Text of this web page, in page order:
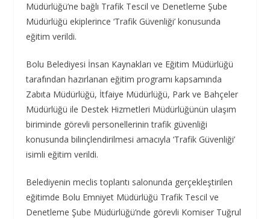
Müdürlüğü’ne bağlı Trafik Tescil ve Denetleme Şube
Müdürlüğü ekiplerince ‘Trafik Güvenliği’ konusunda
eğitim verildi.
Bolu Belediyesi İnsan Kaynakları ve Eğitim Müdürlüğü
tarafından hazırlanan eğitim programı kapsamında
Zabıta Müdürlüğü, İtfaiye Müdürlüğü, Park ve Bahçeler
Müdürlüğü ile Destek Hizmetleri Müdürlüğünün ulaşım
biriminde görevli personellerinin trafik güvenliği
konusunda bilinçlendirilmesi amacıyla ‘Trafik Güvenliği’
isimli eğitim verildi.
Belediyenin meclis toplantı salonunda gerçekleştirilen
eğitimde Bolu Emniyet Müdürlüğü Trafik Tescil ve
Denetleme Şube Müdürlüğü’nde görevli Komiser Tuğrul